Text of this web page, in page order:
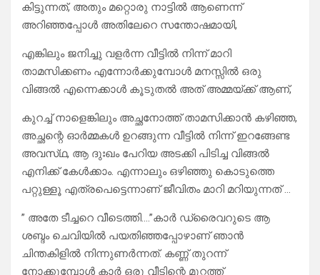
കിട്ടുന്നത്, അതും മറ്റൊരു നാട്ടിൽ ആണെന്ന്
അറിഞ്ഞപ്പോൾ അതിലേറെ സന്തോഷമായി,
എങ്കിലും ജനിച്ചു വളർന്ന വീട്ടിൽ നിന്ന് മാറി
താമസിക്കണം എന്നോർക്കുമ്പോൾ മനസ്സിൽ ഒരു
വിങ്ങൽ എന്നെക്കാൾ കൂടുതൽ അത് അമ്മയ്ക്ക് ആണ്,
കുറച്ച് നാളെങ്കിലും അച്ഛനോത്ത് താമസിക്കാൻ കഴിഞ്ഞ,
അച്ഛന്റെ ഓർമ്മകൾ ഉറങ്ങുന്ന വീട്ടിൽ നിന്ന് ഇറങ്ങേണ്ട
അവസ്‌ഥ, ആ ദുഃഖം പേറിയ അടക്കി പിടിച്ച വിങ്ങൽ
എനിക്ക് കേൾക്കാം. എന്നാലും ഒഴിഞ്ഞു കൊടുത്തെ
പറ്റുള്ളൂ എത്രപെട്ടെന്നാണ് ജീവിതം മാറി മറിയുന്നത് …
” അതേ ടീച്ചറെ വീടെത്തി….”കാർ ഡ്രൈവറുടെ ആ
ശബ്ദം ചെവിയിൽ പയതിഞ്ഞപ്പോഴാണ് ഞാൻ
ചിന്തകിളിൽ നിന്നുണർന്നത്. കണ്ണ് തുറന്ന്
നോക്കുമ്പോൾ കാർ ഒരു വീടിന്റെ മുറ്റത്ത്